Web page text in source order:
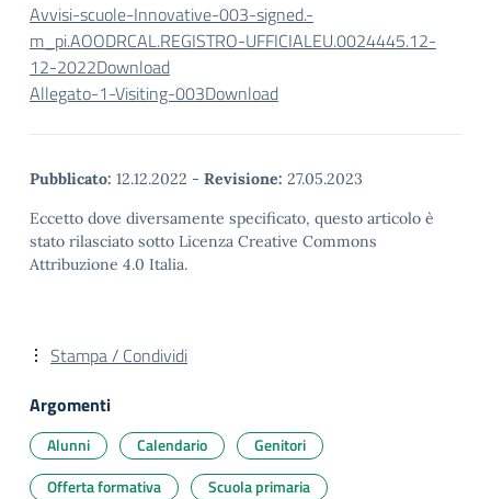
Avvisi-scuole-Innovative-003-signed.-
m_pi.AOODRCAL.REGISTRO-UFFICIALEU.0024445.12-
12-2022Download
Allegato-1-Visiting-003Download
Pubblicato: 12.12.2022 - Revisione: 27.05.2023
Eccetto dove diversamente specificato, questo articolo è
stato rilasciato sotto Licenza Creative Commons
Attribuzione 4.0 Italia.
Stampa / Condividi
Argomenti
Alunni Calendario
Genitori
Offerta formativa
Scuola primaria